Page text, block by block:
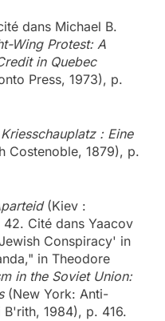
dans Michael B.
Wing Protest: A
in Quebec
Press, 1973), p.
: Eine
Costenoble, 1879), p.
(Kiev :
Cité dans Yaacov
Conspiracy' in
in Theodore
in the Soviet Union:
(New York: Anti-
1984), p. 416.